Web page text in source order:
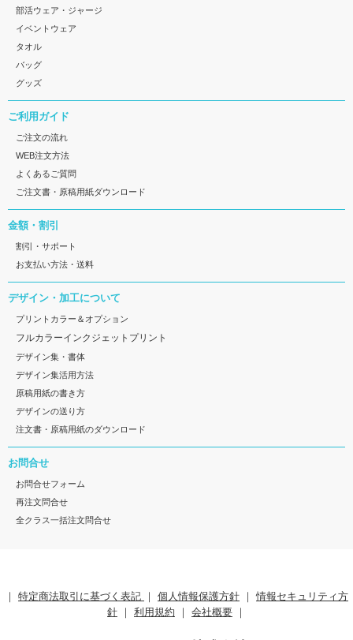
部活ウェア・ジャージ
イベントウェア
タオル
バッグ
グッズ
ご利用ガイド
ご注文の流れ
WEB注文方法
よくあるご質問
ご注文書・原稿用紙ダウンロード
金額・割引
割引・サポート
お支払い方法・送料
デザイン・加工について
プリントカラー＆オプション
フルカラーインクジェットプリント
デザイン集・書体
デザイン集活用方法
原稿用紙の書き方
デザインの送り方
注文書・原稿用紙のダウンロード
お問合せ
お問合せフォーム
再注文問合せ
全クラス一括注文問合せ
｜ 特定商法取引に基づく表記 ｜ 個人情報保護方針 ｜情報セキュリティ方
針 ｜ 利用規約 ｜ 会社概要 ｜